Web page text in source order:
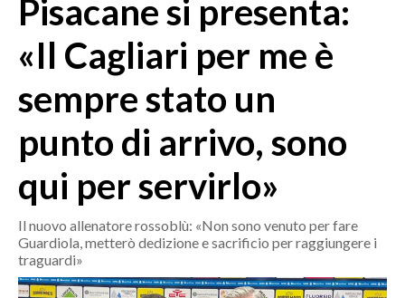
MEDIO CAMPIDANO
SASSARI E PROVINCIA
NUORO E PROVINCIA
OGLIASTRA
AGENDA
ITALIA
MONDO
Pisacane si presenta:
«Il Cagliari per me è
sempre stato un
punto di arrivo, sono
qui per servirlo»
Il nuovo allenatore rossoblù: «Non sono venuto per fare
Guardiola, metterò dedizione e sacrificio per raggiungere i
traguardi»